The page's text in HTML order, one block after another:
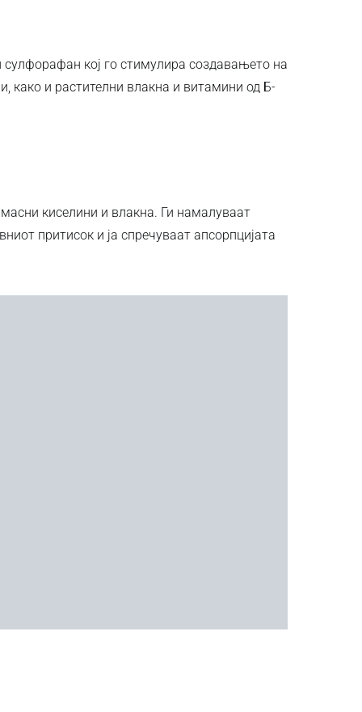
кој го стимулира создавањето на
како и растителни влакна и витамини од Б-
киселини и влакна. Ги намалуваат
притисок и ја спречуваат апсорпцијата